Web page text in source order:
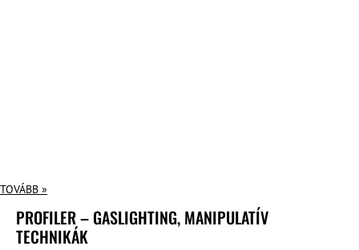
TOVÁBB »
PROFILER – GASLIGHTING, MANIPULATÍV
TECHNIKÁK